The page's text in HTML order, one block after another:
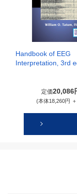
Handbook of EEG
Interpretation, 3rd
定価20,086
(本体18,260円